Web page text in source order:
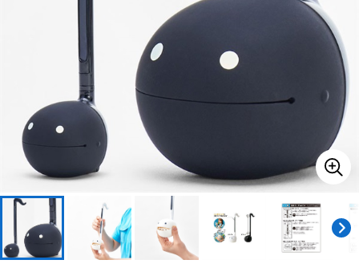
管楽器 その他楽器
DTM
DTM オンライン納品 レコーディング機器